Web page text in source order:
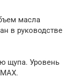
масла
в руководстве
щупа. Уровень